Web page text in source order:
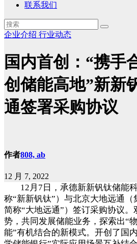
联系我们
企业介绍 行业动态
国内首创：“携手
创储能高地”新新
通签署采购协议
作者808, ab
12 月 7, 2022
12月7日，承德新新钒钛储能
称“新新钒钛”）与北京大地远通
简称“大地远通”）签订采购协议
势，共同发展储能业务，探索出“
能”有机结合的新模式。开创了国